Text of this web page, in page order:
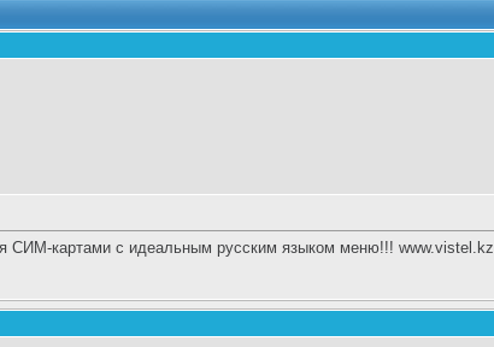
СИМ-картами с идеальным русским языком меню!!! www.vistel.kz